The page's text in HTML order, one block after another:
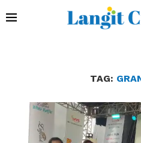
TAG: